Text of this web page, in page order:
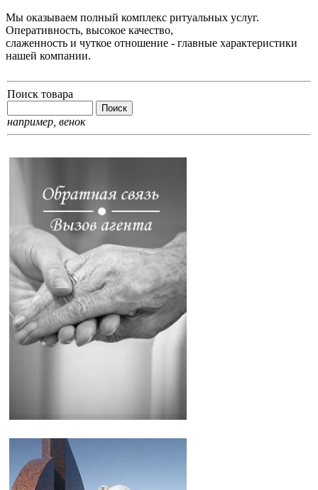
Мы оказываем полный комплекс ритуальных услуг.
Оперативность, высокое качество,
слаженность и чуткое отношение - главные характеристики
нашей компании.
Поиск товара
например, венок